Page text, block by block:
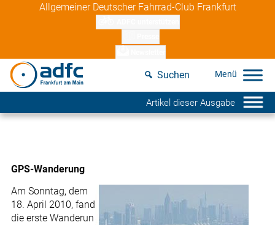
Allgemeiner Deutscher Fahrrad-Club Frankfurt
Suchen
Artikel dieser Ausgabe
GPS-Wanderung
Am Sonntag, dem
18. April 2010, fand
die erste Wanderun